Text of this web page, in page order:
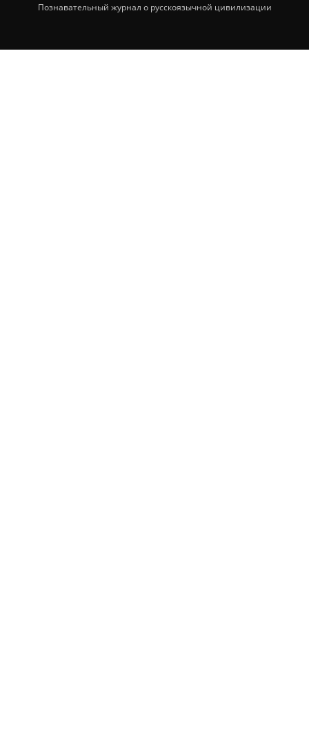
Познавательный журнал о русскоязычной цивилизации